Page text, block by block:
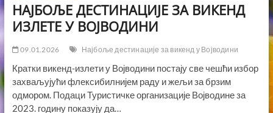
НАЈБОЉЕ ДЕСТИНАЦИЈЕ ЗА ВИКЕНД
ИЗЛЕТЕ У ВОЈВОДИНИ
09.01.2026 Најбоље дестинације за викенд у Војводини
Кратки викенд-излети у Војводини постају све чешћи избор
захваљујући флексибилнијем раду и жељи за брзим
одмором. Подаци Туристичке организације Војводине за
2023. годину показују да…